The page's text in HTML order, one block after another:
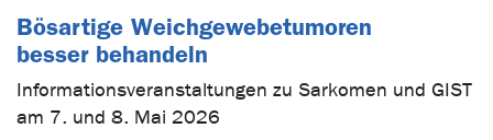
Bösartige Weichgewebetumoren
besser behandeln
Informationsveranstaltungen zu Sarkomen und GIST
am 7. und 8. Mai 2026